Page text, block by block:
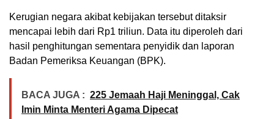
Kerugian negara akibat kebijakan tersebut ditaksir
mencapai lebih dari Rp1 triliun. Data itu diperoleh dari
hasil penghitungan sementara penyidik dan laporan
Badan Pemeriksa Keuangan (BPK).
BACA JUGA : 225 Jemaah Haji Meninggal, Cak
Imin Minta Menteri Agama Dipecat